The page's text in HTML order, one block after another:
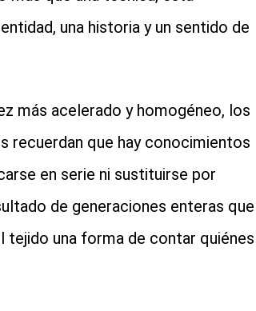
una historia y un sentido de
más acelerado y homogéneo, los
recuerdan que hay conocimientos
en serie ni sustituirse por
de generaciones enteras que
tejido una forma de contar quiénes